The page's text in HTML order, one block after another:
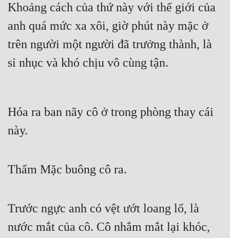
Khoảng cách của thứ này với thế giới của
anh quá mức xa xôi, giờ phút này mặc ở
trên người một người đã trưởng thành, là
sỉ nhục và khó chịu vô cùng tận.
Hóa ra ban nãy cô ở trong phòng thay cái
này.
Thẩm Mặc buông cô ra.
Trước ngực anh có vệt ướt loang lổ, là
nước mắt của cô. Cô nhắm mắt lại khóc,